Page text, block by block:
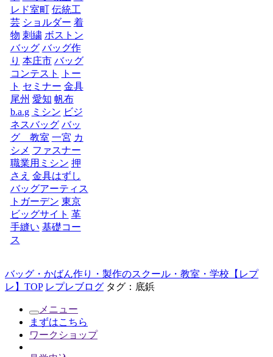
レド室町 伝統工
芸 ショルダー 着
物 刺繍 ボストン
バッグ バッグ作
り 本庄市 バッグ
コンテスト
トー
ト セミナー 金具
尾州 愛知 帆布
b.a.g ミシン ビジ
ネスバッグ バッ
グ 教室 一宮 カ
シメ ファスナー
職業用ミシン 押
さえ 金具はずし
バッグアーティス
トガーデン 東京
ビッグサイト 革
手縫い 基礎コー
ス
バッグ・かばん作り・製作のスクール・教室・学校【レプ
レ】TOP レプレブログ タグ：底鋲
メニュー
まずはこちら
ワークショップ